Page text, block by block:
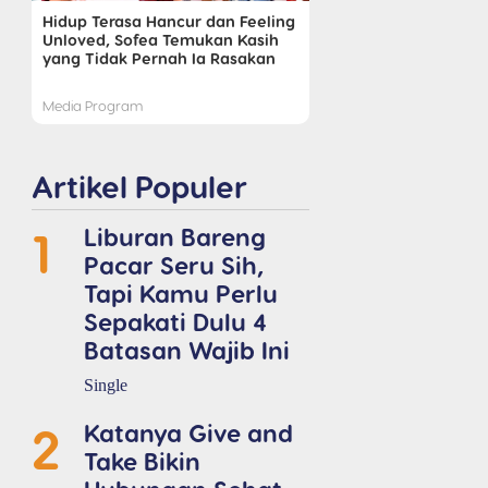
Hidup Terasa Hancur dan Feeling
Unloved, Sofea Temukan Kasih
yang Tidak Pernah Ia Rasakan
Media Program
Artikel Populer
1
Liburan Bareng
Pacar Seru Sih,
Tapi Kamu Perlu
Sepakati Dulu 4
Batasan Wajib Ini
Single
2
Katanya Give and
Take Bikin